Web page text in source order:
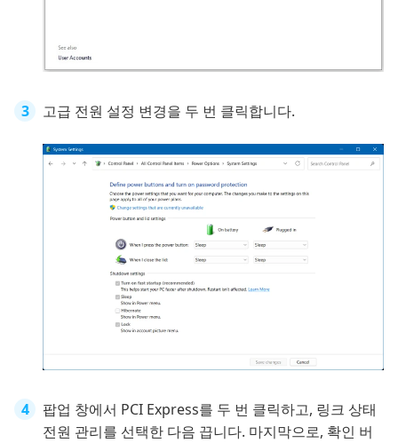
고급 전원 설정 변경을 두 번 클릭합니다.
팝업 창에서 PCI Express를 두 번 클릭하고, 링크 상태
전원 관리를 선택한 다음 끕니다. 마지막으로, 확인 버